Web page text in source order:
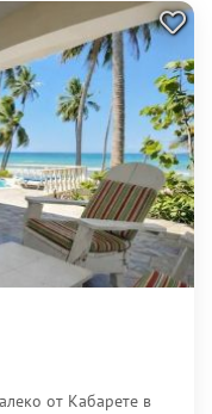
от Кабарете в